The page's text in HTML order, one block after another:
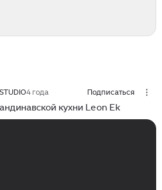
4 года Подписаться
кухни Leon Ek